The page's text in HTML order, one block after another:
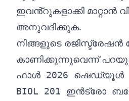
ഇവൻ്റുകളാക്കി മാറ്റാൻ
അനുവദിക്കുക.
നിങ്ങളുടെ
കാണിക്കുന്നുവെന്ന്
ഫാൾ 2026 ഷെഡ്യൂൾ
BIOL 201 ഇൻട്രോ